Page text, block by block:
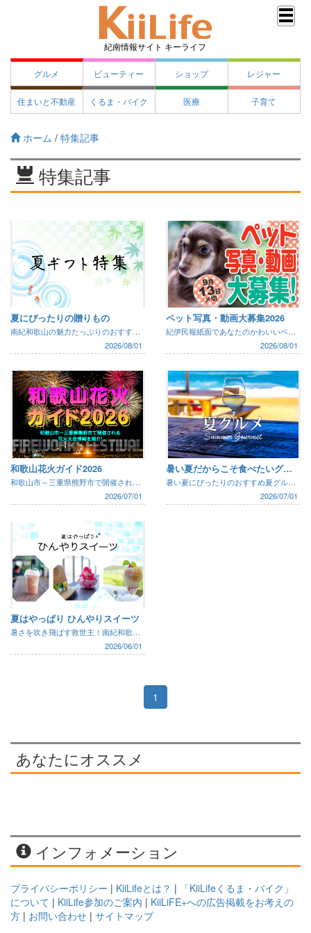
紀南情報サイト キーライフ
グルメ ビューティー ショップ レジャー
住まいと不動産 くるま・バイク 医療 子育て
ホーム / 特集記事
特集記事
夏にぴったりの贈りもの
南紀和歌山の魅力たっぷりのおすすめギフトを紹介 。遠方の親戚や家族に贈りたい商品が目白押し！王道のギフトから懐かしのお菓子や地元のクラフトビール、特産品詰め合わせなども！夏の贈りもので“地元”を届けてみませんか？
2026/08/01
ペット写真・動画大募集2026
紀伊民報紙面であなたのかわいいペットを紹介しちゃおう！期間中、ペット写真・ペット動画を投稿すると抽選で図書カードが当たるよ！！
2026/08/01
和歌山花火ガイド2026
和歌山市～三重県熊野市で開催される花火大会情報を紹介します。大会のスケジュールや打ち上げ数、マップなど詳しく紹介しています。スケジュールを調整して、夏の花火をお楽しみ下さい！
2026/07/01
暑い夏だからこそ食べたいグルメ2026
暑い夏にぴったりのおすすめ夏グルメをご紹介します。スタミナ満点ステーキやうなぎ、旬の魚介料理など、この夏食べたいグルメが勢ぞろい！田辺市や白浜町を中心とした南紀和歌山の夏の味覚を堪能しよう♪
2026/07/01
夏はやっぱり ひんやりスイーツ
暑さを吹き飛ばす救世主！南紀和歌山、田辺市や白浜町周辺の「ひんやりスイーツ」をご紹介♪ 今の時期だけしか味わえない冷た～いスイーツで暑い夏を乗り切ろう！
2026/06/01
1
あなたにオススメ
インフォメーション
プライバシーポリシー | KiiLifeとは？ |
「KiiLifeくるま・バイク」
について | KiiLife参加のご案内 | KiiLiFE+への広告掲載をお考えの
方 | お問い合わせ | サイトマップ